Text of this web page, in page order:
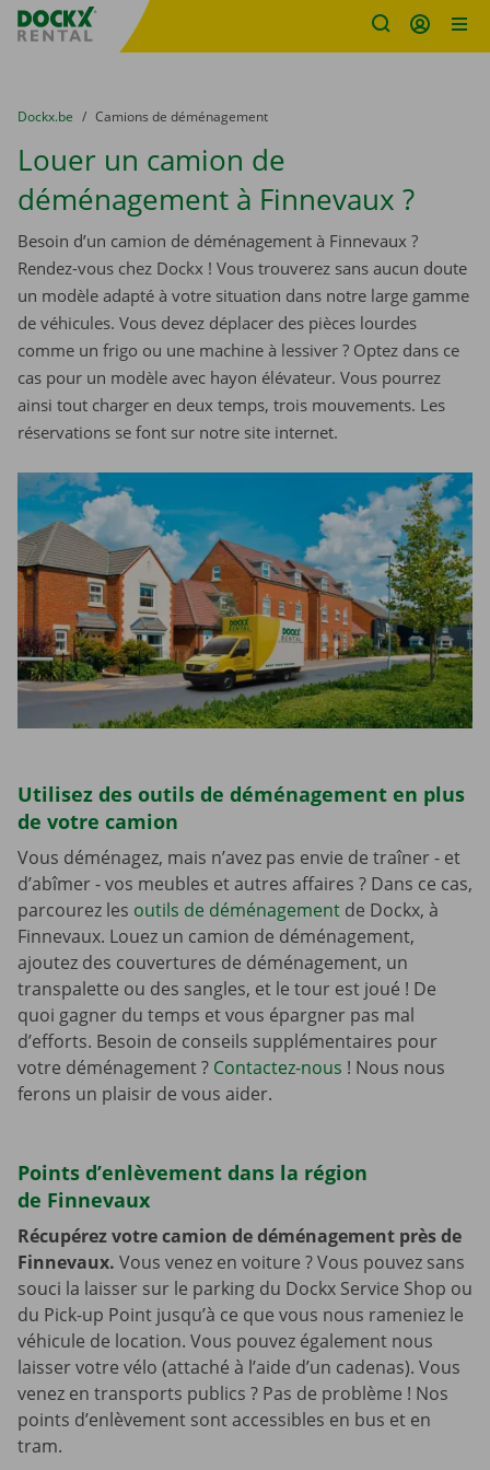
sitename
You are here:
du
Dockx.be to
Camions de déménagement
Louer un camion de
déménagement à Finnevaux ?
Besoin d’un camion de déménagement à Finnevaux ?
Rendez-vous chez Dockx ! Vous trouverez sans aucun doute
un modèle adapté à votre situation dans notre large gamme
de véhicules. Vous devez déplacer des pièces lourdes
comme un frigo ou une machine à lessiver ? Optez dans ce
cas pour un modèle avec hayon élévateur. Vous pourrez
ainsi tout charger en deux temps, trois mouvements. Les
réservations se font sur notre site internet.
Utilisez des outils de déménagement en plus
de votre camion
Vous déménagez, mais n’avez pas envie de traîner - et
d’abîmer - vos meubles et autres affaires ? Dans ce cas,
parcourez les outils de déménagement de Dockx, à
Finnevaux. Louez un camion de déménagement,
ajoutez des couvertures de déménagement, un
transpalette ou des sangles, et le tour est joué ! De
quoi gagner du temps et vous épargner pas mal
d’efforts. Besoin de conseils supplémentaires pour
votre déménagement ? Contactez-nous ! Nous nous
ferons un plaisir de vous aider.
Points d’enlèvement dans la région
de Finnevaux
Récupérez votre camion de déménagement près de
Finnevaux. Vous venez en voiture ? Vous pouvez sans
souci la laisser sur le parking du Dockx Service Shop ou
du Pick-up Point jusqu’à ce que vous nous rameniez le
véhicule de location. Vous pouvez également nous
laisser votre vélo (attaché à l’aide d’un cadenas). Vous
venez en transports publics ? Pas de problème ! Nos
points d’enlèvement sont accessibles en bus et en
tram.